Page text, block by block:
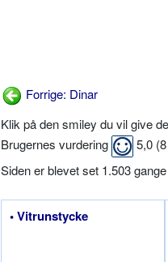
Forrige: Dinar
Klik på den smiley du vil give
Brugernes vurdering
5,0 (8
Siden er blevet set 1.503
• Vitrunstycke